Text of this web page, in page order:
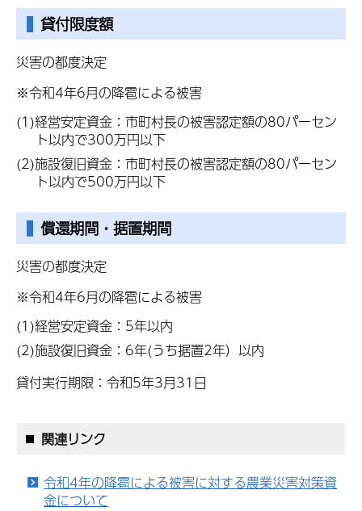
貸付限度額
災害の都度決定
※令和4年6月の降雹による被害
(1)経営安定資金：市町村長の被害認定額の80パーセン
ト以内で300万円以下
(2)施設復旧資金：市町村長の被害認定額の80パーセン
ト以内で500万円以下
償還期間・据置期間
災害の都度決定
※令和4年6月の降雹による被害
(1)経営安定資金：5年以内
(2)施設復旧資金：6年(うち据置2年）以内
貸付実行期限：令和5年3月31日
関連リンク
令和4年の降雹による被害に対する農業災害対策資
金について